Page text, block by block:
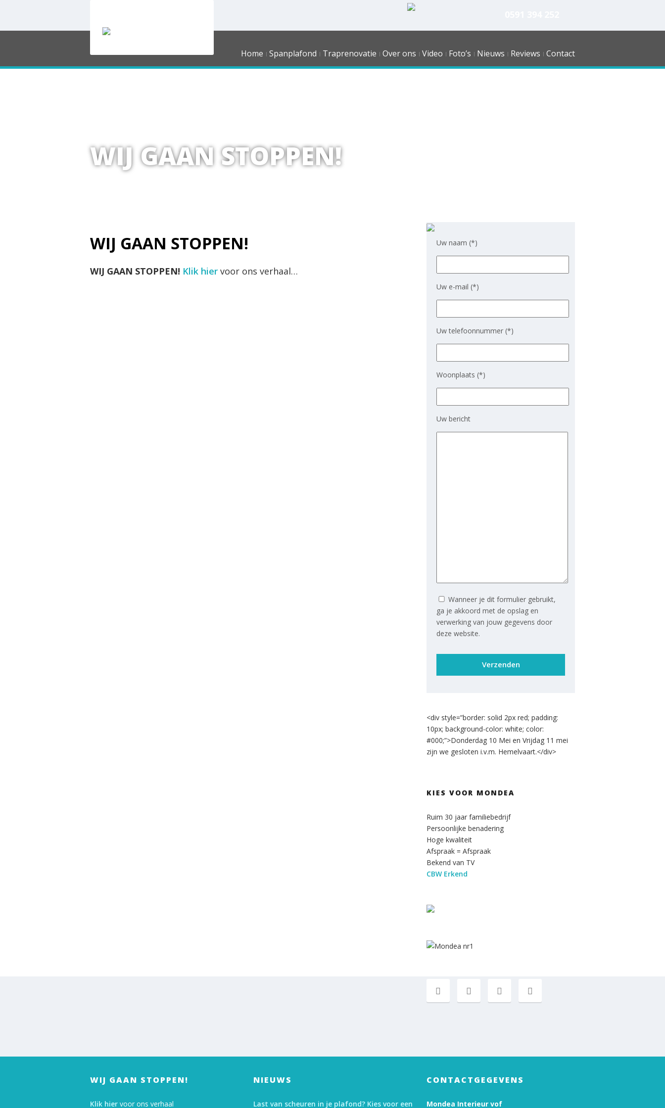
Home Spanplafond Traprenovatie Over ons Video Foto’s Nieuws Reviews Contact
WIJ GAAN STOPPEN!
WIJ GAAN STOPPEN!
WIJ GAAN STOPPEN! Klik hier voor ons verhaal…
Uw naam (*)
Uw e-mail (*)
Uw telefoonnummer (*)
Woonplaats (*)
Uw bericht
Wanneer je dit formulier gebruikt,
ga je akkoord met de opslag en
verwerking van jouw gegevens door
deze website.
<div style=”border: solid 2px red; padding:
10px; background-color: white; color:
#000;”>Donderdag 10 Mei en Vrijdag 11 mei
zijn we gesloten i.v.m. Hemelvaart.</div>
KIES VOOR MONDEA
Ruim 30 jaar familiebedrijf
Persoonlijke benadering
Hoge kwaliteit
Afspraak = Afspraak
Bekend van TV
CBW Erkend
WIJ GAAN STOPPEN!
Klik hier voor ons verhaal
NIEUWS
Last van scheuren in je plafond? Kies voor een
CONTACTGEGEVENS
Mondea Interieur vof